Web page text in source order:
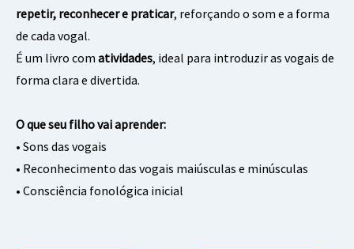
repetir, reconhecer e praticar, reforçando o som e a forma
de cada vogal.
É um livro com atividades, ideal para introduzir as vogais de
forma clara e divertida.
O que seu filho vai aprender:
• Sons das vogais
• Reconhecimento das vogais maiúsculas e minúsculas
• Consciência fonológica inicial